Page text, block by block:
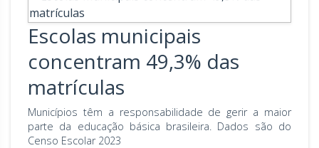
Escolas municipais
concentram 49,3% das
matrículas
Municípios têm a responsabilidade de gerir a maior
parte da educação básica brasileira. Dados são do
Censo Escolar 2023